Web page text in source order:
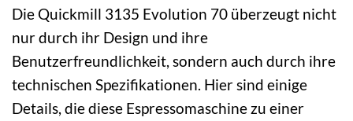
Die Quickmill 3135 Evolution 70 überzeugt nicht
nur durch ihr Design und ihre
Benutzerfreundlichkeit, sondern auch durch ihre
technischen Spezifikationen. Hier sind einige
Details, die diese Espressomaschine zu einer